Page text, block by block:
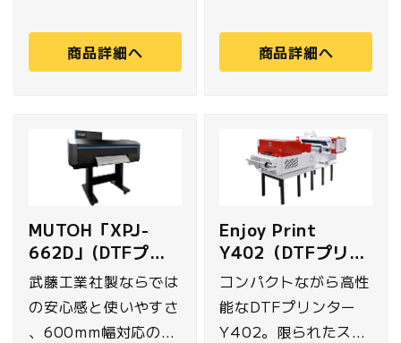
テナンス機能によりヘ
ッドの目詰まりを最小
す。
がらDTFプリンタに量
産機同等の印刷速度と
ーにも使いやすいモデ
ルになっています。
商品詳細へ
DTFプリンター
「Y808」。優れた操
作業効率を高めます。
商品詳細へ
MUTOH「XPJ-
662D」(DTFプリ
ンター)
武藤工業社製ならでは
の安心感と使いやすさ
、600mm幅対応のタ
Enjoy Print
Y402（DTFプリン
ター）
コンパクトながら高性
能なDTFプリンター
Y402。限られたスペ